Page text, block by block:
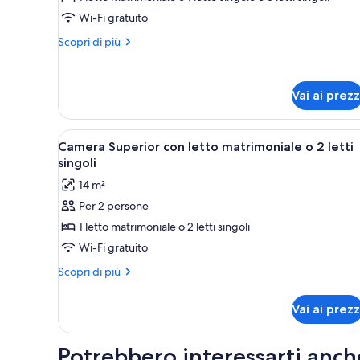
Camera
tripla
Wi-Fi gratuito
Scopri di più
Altri
Vai ai
Apri
tutte
le
foto
per
Camera
Superior
con
o
Un bagno con doccia vetrata,
15
Camera Superior con letto matrimoniale o 2 letti
singoli
14 m²
Per 2 persone
1 letto matrimoniale o 2 letti singoli
Wi-Fi gratuito
Scopri di più
Altri
Superior
Vai ai